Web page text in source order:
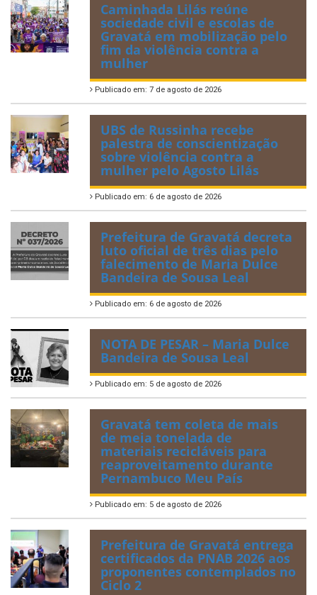
Caminhada Lilás reúne
sociedade civil e escolas de
Gravatá em mobilização pelo
fim da violência contra a
mulher
Publicado em: 7 de agosto de 2026
UBS de Russinha recebe
palestra de conscientização
sobre violência contra a
mulher pelo Agosto Lilás
Publicado em: 6 de agosto de 2026
Prefeitura de Gravatá decreta
luto oficial de três dias pelo
falecimento de Maria Dulce
Bandeira de Sousa Leal
Publicado em: 6 de agosto de 2026
NOTA DE PESAR – Maria Dulce
Bandeira de Sousa Leal
Publicado em: 5 de agosto de 2026
Gravatá tem coleta de mais
de meia tonelada de
materiais recicláveis para
reaproveitamento durante
Pernambuco Meu País
Publicado em: 5 de agosto de 2026
Prefeitura de Gravatá entrega
certificados da PNAB 2026 aos
proponentes contemplados no
Ciclo 2